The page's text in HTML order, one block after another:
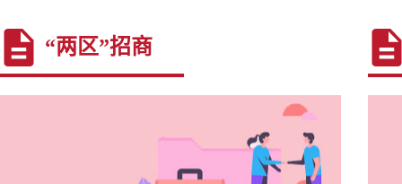
“两区”招商